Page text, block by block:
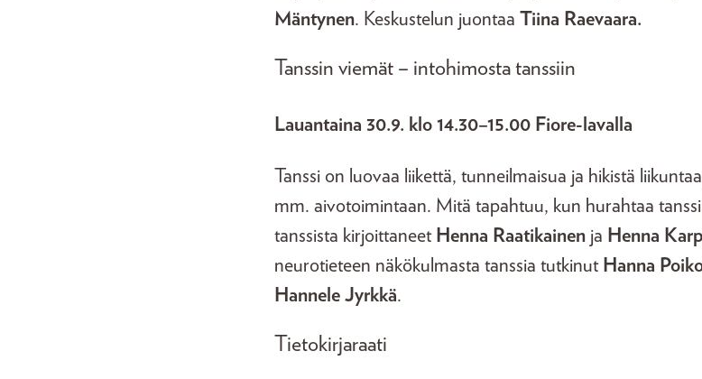
Mäntynen. Keskustelun juontaa Tiina Raevaara.
Tanssin viemät – intohimosta tanssiin
Lauantaina 30.9. klo 14.30–15.00 Fiore-lavalla
Tanssi on luovaa liikettä, tunneilmaisua ja hikistä
mm. aivotoimintaan. Mitä tapahtuu, kun hurahtaa
tanssista kirjoittaneet Henna Raatikainen ja Henna
neurotieteen näkökulmasta tanssia tutkinut Hanna
Hannele Jyrkkä.
Tietokirjaraati